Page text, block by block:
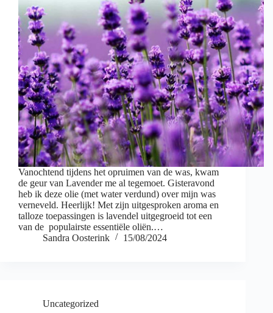
Vanochtend tijdens het opruimen van de was, kwam
de geur van Lavender me al tegemoet. Gisteravond
heb ik deze olie (met water verdund) over mijn was
verneveld. Heerlijk! Met zijn uitgesproken aroma en
talloze toepassingen is lavendel uitgegroeid tot een
van de populairste essentiële oliën.…
Sandra Oosterink
15/08/2024
Uncategorized